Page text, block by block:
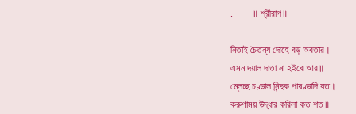
. ॥ শ্রীরাগ॥
নিতাই চৈতন্য দোহে বড় অবতার।
এমন দয়াল দাতা না হইবে আর॥
ম্লেচ্ছ চণ্ডাল নিন্দুক পাষণ্ডাদি যত।
করুণাময় উদ্ধার করিলা কত শত॥